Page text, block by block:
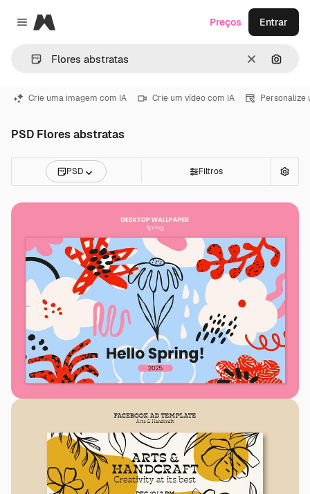
Close menu
Magnific
Limpar
Preços Entrar
Crie uma imagem com IA Crie um vídeo com IA Personalize
PSD Flores abstratas
PSD Filtros